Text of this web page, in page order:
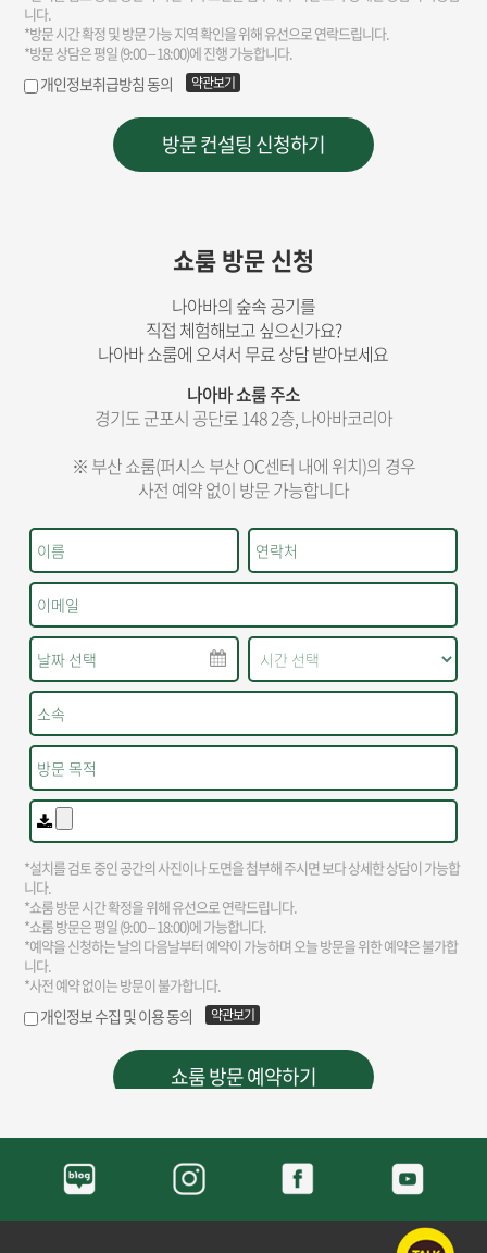
쇼룸 방문 신청
나아바의 숲속 공기를
직접 체험해보고 싶으신가요?
나아바 쇼룸에 오셔서 무료 상담 받아보세요
나아바 쇼룸 주소
경기도 군포시 공단로 148 2층, 나아바코리아
※ 부산 쇼룸(퍼시스 부산 OC센터 내에 위치)의 경우
사전 예약 없이 방문 가능합니다